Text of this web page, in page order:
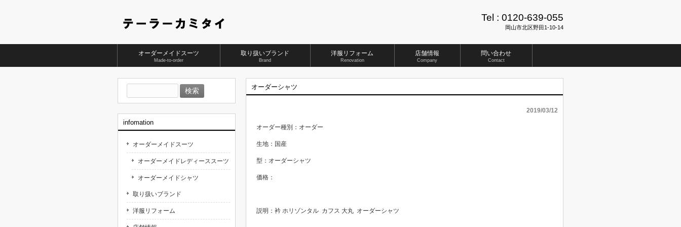
Tel : 0120-639-055
岡山市北区野田1-10-14
オーダーメイドスーツ
Made-to-order
取り扱いブランド
Brand
洋服リフォーム
Renovation
店舗情報
Company
問い合わせ
Contact
オーダーシャツ
2019/03/12
オーダー種別：オーダー
生地：国産
型：オーダーシャツ
価格：
説明：衿 ホリゾンタル カフス 大丸 オーダーシャツ
索:
infomation
オーダーメイドスーツ
オーダーメイドレディーススーツ
オーダーメイドシャツ
取り扱いブランド
洋服リフォーム